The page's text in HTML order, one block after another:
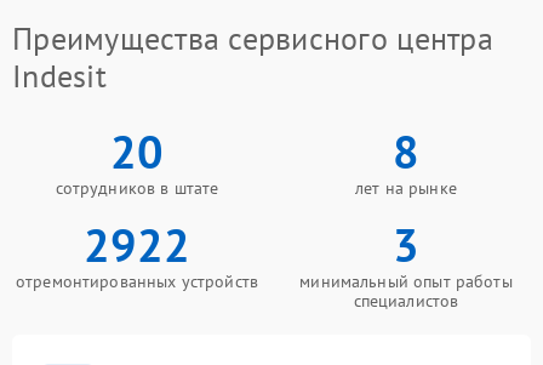
Преимущества сервисного центра
Indesit
20
сотрудников в штате
8
лет на рынке
2922
отремонтированных устройств
3
минимальный опыт работы
специалистов